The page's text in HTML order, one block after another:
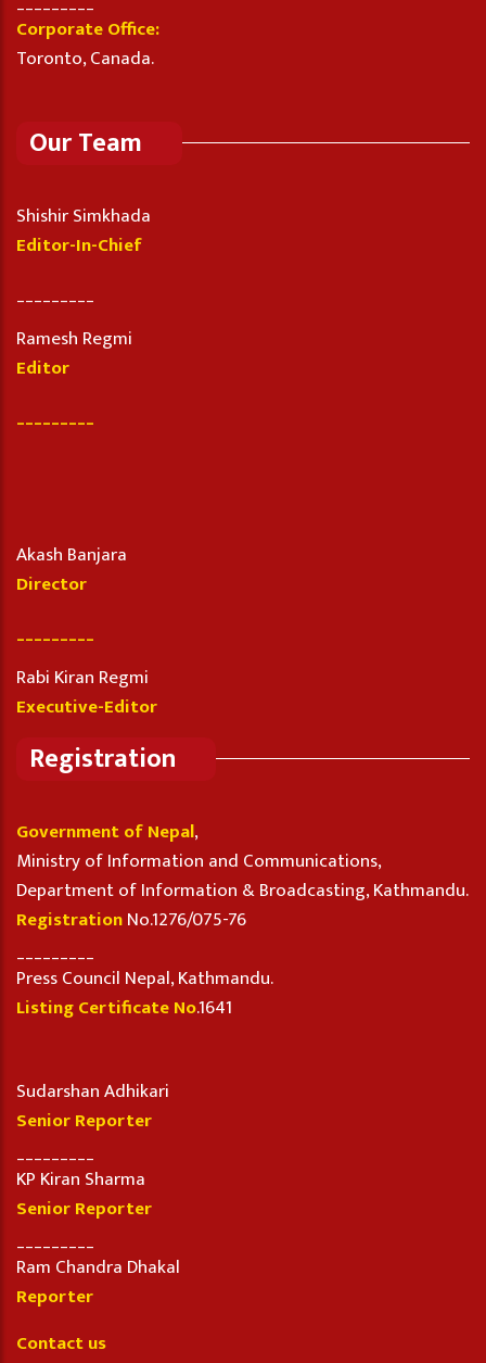
Corporate Office:
Toronto, Canada.
Our Team
Shishir Simkhada
Editor-In-Chief
Ramesh Regmi
Editor
_________
Akash Banjara
Director
_________
Rabi Kiran Regmi
Executive-Editor
Registration
Government of Nepal,
Ministry of Information and Communications,
Department of Information & Broadcasting, Kathmandu.
RegistrationNo.1276/075-76
Press Council Nepal, Kathmandu.
Listing Certificate No.1641
Sudarshan Adhikari
Senior Reporter
KP Kiran Sharma
Senior Reporter
Ram Chandra Dhakal
Reporter
Contact us